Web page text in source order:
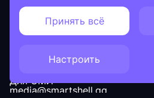
Принять всё
Настроить
Мы в соцсетях
order@smartshell.gg
Для СМИ
media@smartshell.gg